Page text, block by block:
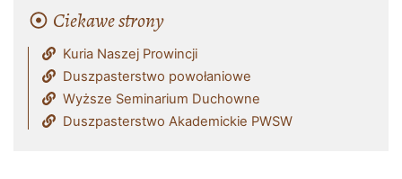
Ciekawe strony
Kuria Naszej Prowincji
Duszpasterstwo powołaniowe
Wyższe Seminarium Duchowne
Duszpasterstwo Akademickie PWSW